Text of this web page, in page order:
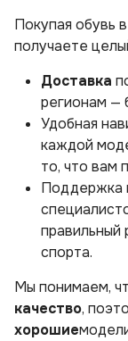
Покупая обувь
получаете
Доставка
регионам —
Удобная
каждой
то, что вам
Поддержка
правильный
спорта.
Мы понимаем,
качество,
хорошие